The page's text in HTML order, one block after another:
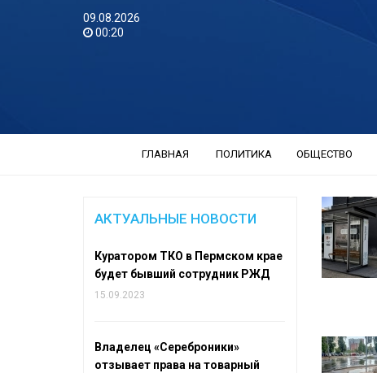
09.08.2026
00:20
ГЛАВНАЯ ПОЛИТИКА ОБЩЕСТВО
АКТУАЛЬНЫЕ НОВОСТИ
Куратором ТКО в Пермском крае
будет бывший сотрудник РЖД
15.09.2023
Владелец «Сереброники»
отзывает права на товарный